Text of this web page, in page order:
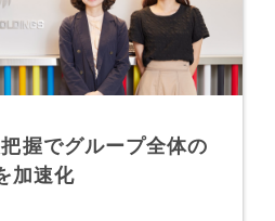
握でグループ全体の
加速化